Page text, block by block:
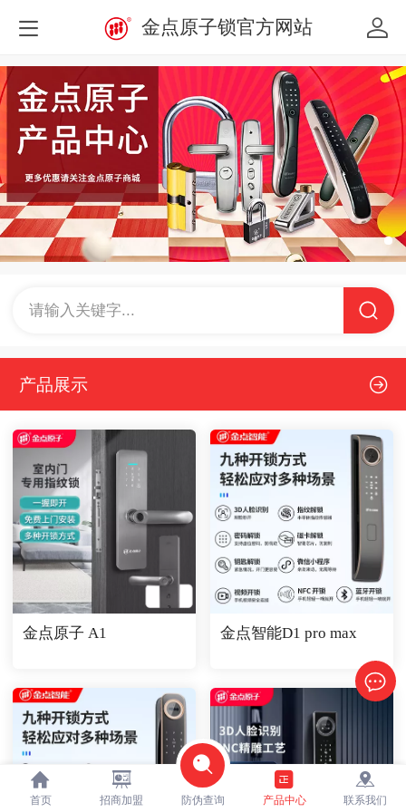
金点原子锁官方网站
请输入关键字...
产品展示
金点原子 A1 金点智能D1 pro max
首页 招商加盟 防伪查询 产品中心 联系我们